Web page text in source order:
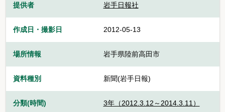
提供者 岩手日報社
作成日・撮影日 2012-05-13
場所情報 岩手県陸前高田市
資料種別 新聞(岩手日報)
分類(時間) 3年（2012.3.12～2014.3.11）